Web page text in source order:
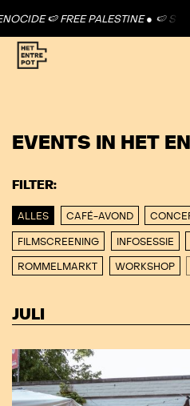
● 🍉 STOP GENOCIDE 🍉 FREE
EVENTS IN HET
FILTER:
ALLES CAFÉ-AVOND
FILMSCREENING INFOSESSIE
ROMMELMARKT WORKSHOP
JULI